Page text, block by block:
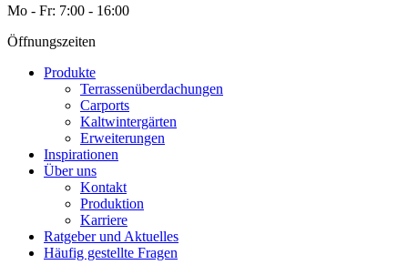
Mo - Fr: 7:00 - 16:00
Öffnungszeiten
Produkte
Terrassenüberdachungen
Carports
Kaltwintergärten
Erweiterungen
Inspirationen
Über uns
Kontakt
Produktion
Karriere
Ratgeber und Aktuelles
Häufig gestellte Fragen